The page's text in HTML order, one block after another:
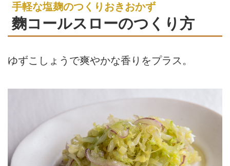
手軽な塩麹のつくりおきおかず
麴コールスローのつくり方
ゆずこしょうで爽やかな香りをプラス。